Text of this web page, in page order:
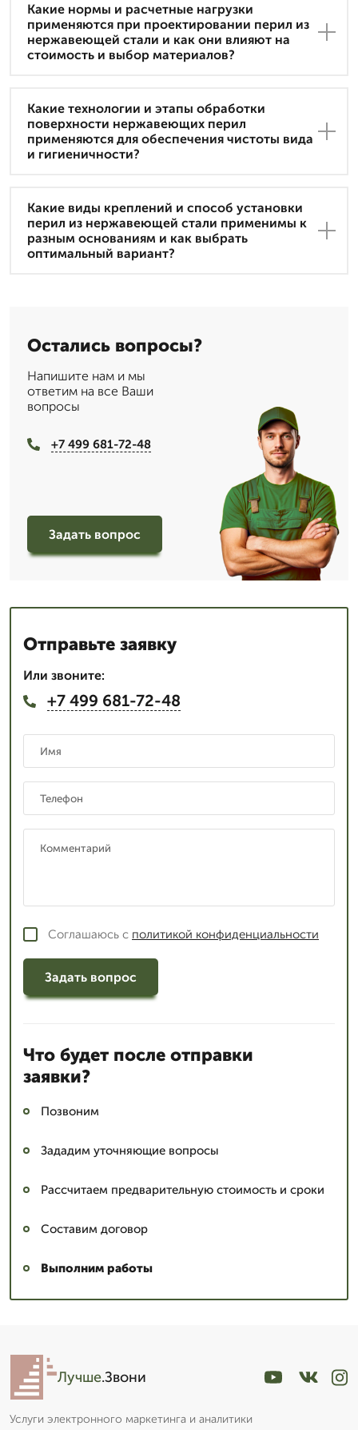
Какие нормы и расчетные нагрузки
применяются при проектировании перил из
нержавеющей стали и как они влияют на
стоимость и выбор материалов?
Какие технологии и этапы обработки
поверхности нержавеющих перил
применяются для обеспечения чистоты вида
и гигиеничности?
Какие виды креплений и способ установки
перил из нержавеющей стали применимы к
разным основаниям и как выбрать
оптимальный вариант?
Остались вопросы?
Напишите нам и мы
ответим на все Ваши
вопросы
+7 499 681-72-48
Задать вопрос
Отправьте заявку
Или звоните:
+7 499 681-72-48
Соглашаюсь с политикой конфиденциальности
Задать вопрос
Что будет после отправки
заявки?
Позвоним
Зададим уточняющие вопросы
Рассчитаем предварительную стоимость и сроки
Составим договор
Выполним работы
Лучше.Звони
Услуги электронного маркетинга и аналитики